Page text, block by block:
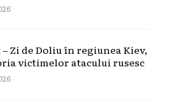
– Zi de Doliu în regiunea Kiev,
victimelor atacului rusesc